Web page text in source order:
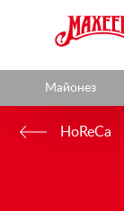
Майонез
HoReCa